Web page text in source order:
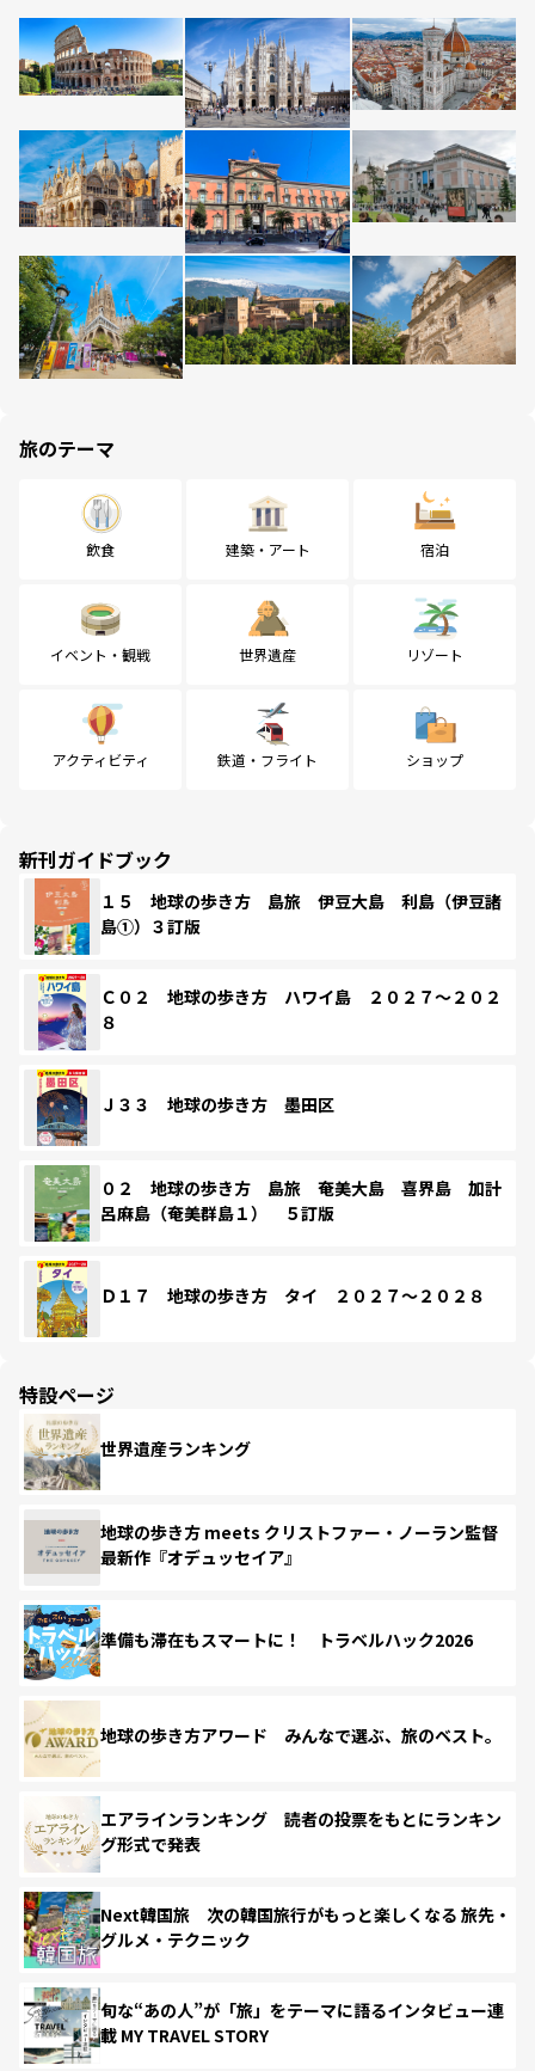
旅のテーマ
飲食 建築・アート 宿泊
イベント・観戦 世界遺産 リゾート
アクティビティ 鉄道・フライト ショップ
新刊ガイドブック
１５ 地球の歩き方 島旅 伊豆大島 利島（伊豆諸
島①）３訂版
Ｃ０２ 地球の歩き方 ハワイ島 ２０２７～２０２
８
Ｊ３３ 地球の歩き方 墨田区
０２ 地球の歩き方 島旅 奄美大島 喜界島 加計
呂麻島（奄美群島１） ５訂版
Ｄ１７ 地球の歩き方 タイ ２０２７～２０２８
特設ページ
世界遺産ランキング
地球の歩き方 meets クリストファー・ノーラン監督
最新作『オデュッセイア』
準備も滞在もスマートに！ トラベルハック2026
地球の歩き方アワード みんなで選ぶ、旅のベスト。
エアラインランキング 読者の投票をもとにランキン
グ形式で発表
Next韓国旅 次の韓国旅行がもっと楽しくなる 旅先・
グルメ・テクニック
旬な“あの人”が「旅」をテーマに語るインタビュー連
載 MY TRAVEL STORY